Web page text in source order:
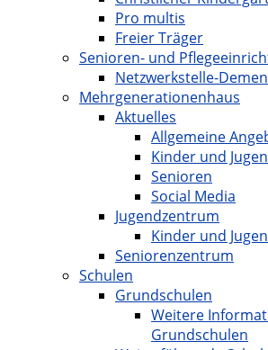
Pro multis
Freier Träger
Senioren- und
Netzwerkstelle-
Mehrgenerationenhaus
Aktuelles
Allgemeine
Kinder und
Senioren
Social Media
Jugendzentrum
Kinder und
Seniorenzentrum
Schulen
Grundschulen
Weitere
Grundschulen